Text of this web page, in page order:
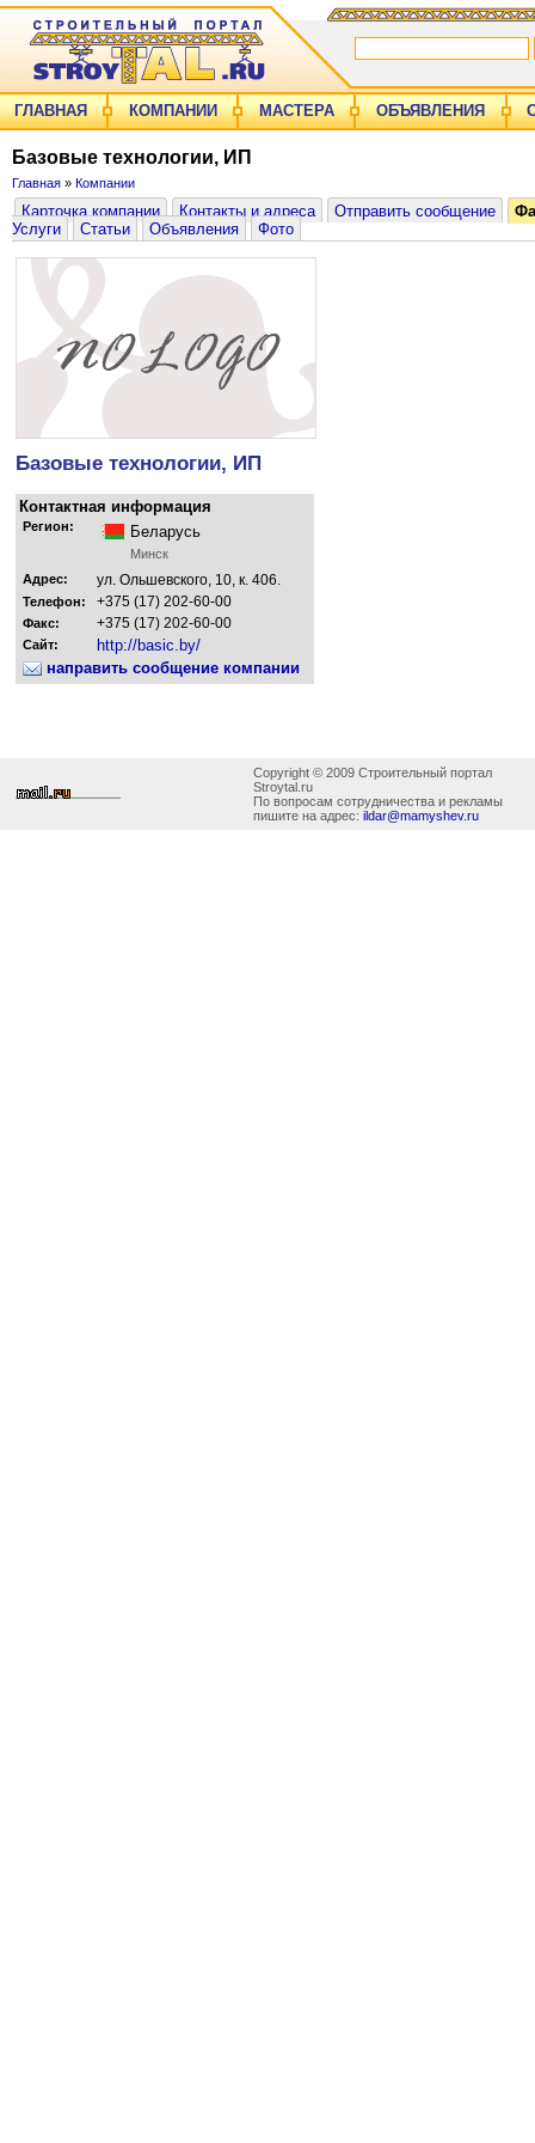
ГЛАВНАЯ КОМПАНИИ МАСТЕРА ОБЪЯВЛЕНИЯ
Базовые технологии, ИП
Главная » Компании
Карточка компании Контакты и адреса Отправить сообщение
Услуги
Статьи Объявления Фото
Базовые технологии, ИП
Контактная информация
Регион: Беларусь
Минск
Адрес:
ул. Ольшевского, 10, к. 406.
Телефон: +375 (17) 202-60-00
Факс: +375 (17) 202-60-00
Сайт:
http://basic.by/
направить сообщение компании
Copyright © 2009 Строительный портал
Stroytal.ru
По вопросам сотрудничества и рекламы
пишите на адрес: ildar@mamyshev.ru